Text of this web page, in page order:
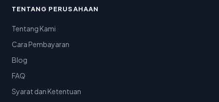
TENTANG PERUSAHAAN
Tentang Kami
Cara Pembayaran
Blog
FAQ
Syarat dan Ketentuan